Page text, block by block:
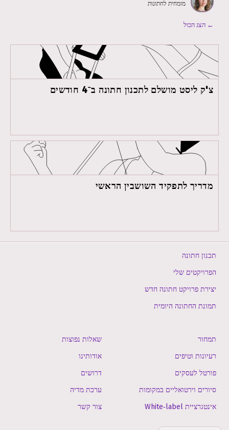
מומחית לחתונות
← הצג הכול
צ'ק ליסט מושלם לתכנון חתונה ב־4 חודשים
מדריך לתפקיד השושבין הראשי
תכנון חתונה
הפרויקטים שלי
יצירת פרויקט חתונה חדש
תמונת החתונה היומית
תמחור
רעיונות וטיפים
פורטל לעסקים
סיורים וירטואליים במקומות
אינטגרציית White‑label
שאלות נפוצות
אודותינו
דרושים
ערכת מדיה
צור קשר